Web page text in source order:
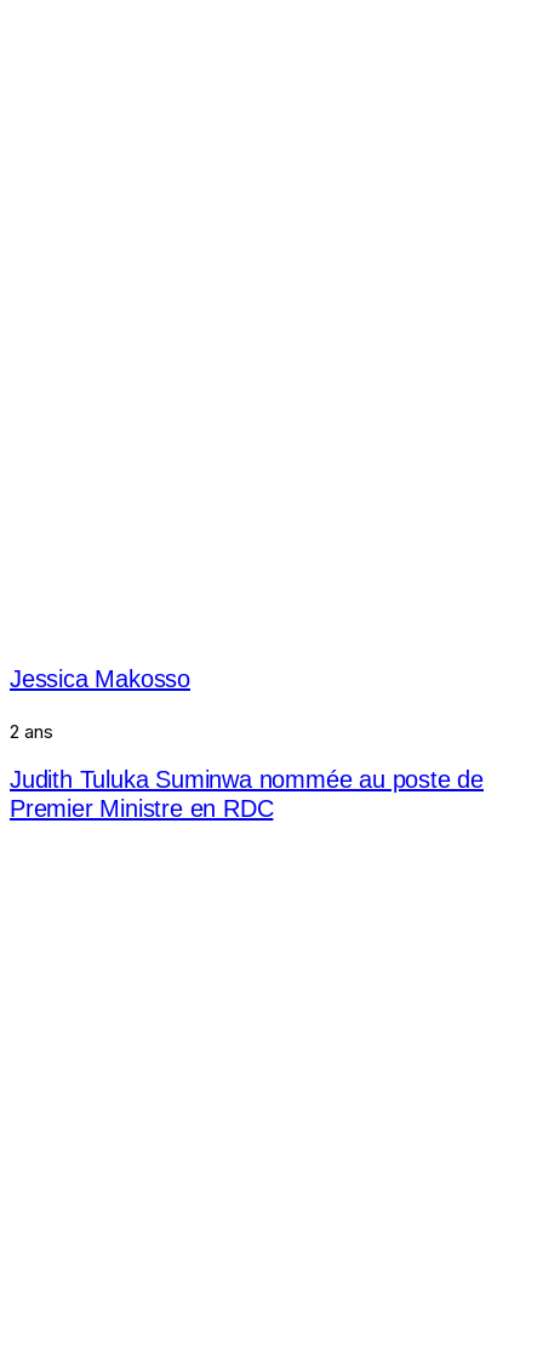
Jessica Makosso
2 ans
Judith Tuluka Suminwa nommée au poste de
Premier Ministre en RDC